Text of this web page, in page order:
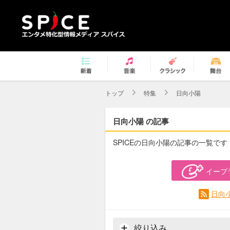
トップ 特集 日向小陽
日向小陽 の記事
SPICEの日向小陽の記事の一覧です
イープ
日向